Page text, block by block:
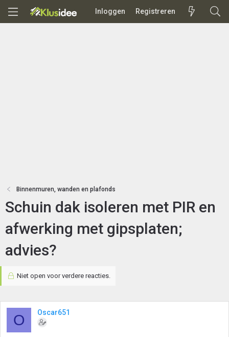
Inloggen Registreren
Binnenmuren, wanden en plafonds
Schuin dak isoleren met PIR en
afwerking met gipsplaten;
advies?
Niet open voor verdere reacties.
O Oscar651